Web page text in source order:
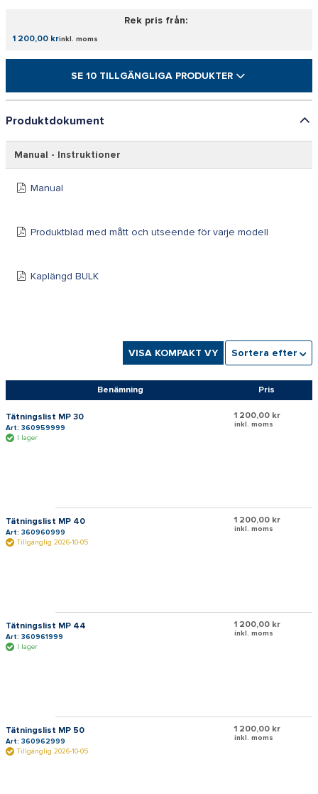
Rek pris från:
1 200,00 krinkl. moms
SE 10 TILLGÄNGLIGA PRODUKTER
Produktdokument
Manual - Instruktioner
Manual
Produktblad med mått och utseende för varje modell
Kaplängd BULK
VISA KOMPAKT VY Sortera efter
Benämning Pris
Tätningslist MP 30
Art: 360959999
I lager
1 200,00 kr
inkl. moms
Tätningslist MP 40
Art: 360960999
Tillgänglig 2026-10-05
1 200,00 kr
inkl. moms
Tätningslist MP 44
Art: 360961999
I lager
1 200,00 kr
inkl. moms
Tätningslist MP 50
Art: 360962999
Tillgänglig 2026-10-05
1 200,00 kr
inkl. moms